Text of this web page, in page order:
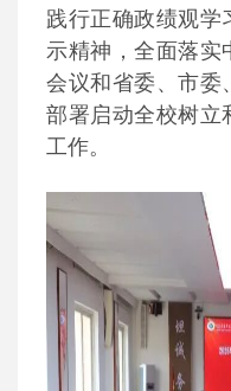
践行正确政绩观学
示精神，全面落实
会议和省委、市委
部署启动全校树立
工作。